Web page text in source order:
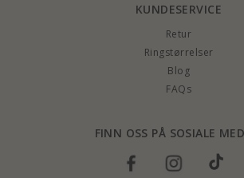
KUNDESERVICE
Retur
Ringstørrelser
Blog
FAQs
FINN OSS PÅ SOSIALE